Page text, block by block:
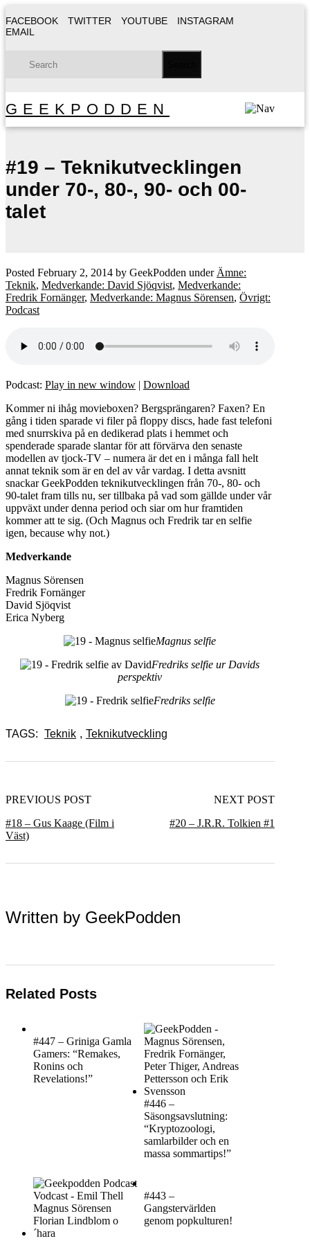
FACEBOOK TWITTER YOUTUBE
INSTAGRAM
EMAIL
GEEKPODDEN
#19 – Teknikutvecklingen
under 70-, 80-, 90- och 00-
talet
Posted February 2, 2014 by GeekPodden under Ämne:
Teknik, Medverkande: David Sjöqvist, Medverkande:
Fredrik Fornänger, Medverkande: Magnus Sörensen, Övrigt:
Podcast
Podcast: Play in new window | Download
Kommer ni ihåg movieboxen? Bergsprängaren? Faxen? En
gång i tiden sparade vi filer på floppy discs, hade fast telefoni
med snurrskiva på en dedikerad plats i hemmet och
spenderade sparade slantar för att förvärva den senaste
modellen av tjock-TV – numera är det en i många fall helt
annat teknik som är en del av vår vardag. I detta avsnitt
snackar GeekPodden teknikutvecklingen från 70-, 80- och
90-talet fram tills nu, ser tillbaka på vad som gällde under vår
uppväxt under denna period och siar om hur framtiden
kommer att te sig. (Och Magnus och Fredrik tar en selfie
igen, because why not.)
Medverkande
Magnus Sörensen
Fredrik Fornänger
David Sjöqvist
Erica Nyberg
Magnus selfie
Fredriks selfie ur Davids
perspektiv
Fredriks selfie
TAGS: Teknik , Teknikutveckling
PREVIOUS POST
#18 – Gus Kaage (Film i
Väst)
NEXT POST
#20 – J.R.R. Tolkien #1
Written by GeekPodden
Related Posts
#447 – Griniga Gamla
Gamers: “Remakes,
Ronins och
Revelations!”
#446 –
Säsongsavslutning:
“Kryptozoologi,
samlarbilder och en
massa sommartips!”
#443 –
Gangstervärlden
genom popkulturen!